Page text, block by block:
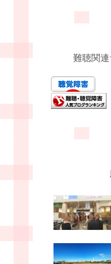
難聴関